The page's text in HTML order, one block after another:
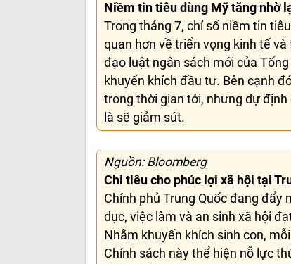
Niềm tin tiêu dùng Mỹ tăng nhờ
Trong tháng 7, chỉ số niềm tin
quan hơn về triển vọng kinh tế
đạo luật ngân sách mới của
khuyến khích đầu tư. Bên cạnh
trong thời gian tới, nhưng dự
là sẽ giảm sút.
Nguồn: Bloomberg
Chi tiêu cho phúc lợi xã hội tại
Chính phủ Trung Quốc đang đẩy
dục, việc làm và an sinh xã hội
Nhằm khuyến khích sinh con,
Chính sách này thể hiện nỗ lực